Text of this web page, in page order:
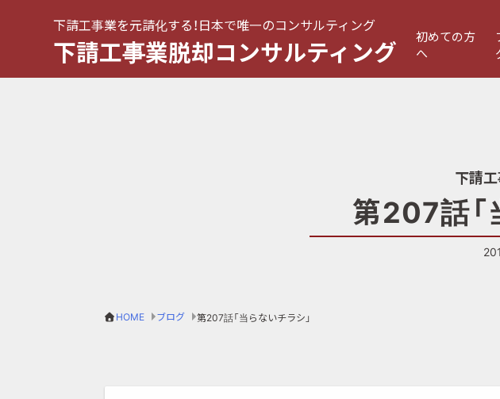
下請工事業を元請化する！日本で唯一のコンサルティング
下請工事業脱却コンサルティング
初めての方
へ
下請
第207話「
HOME ブログ 第207話「当らないチラシ」